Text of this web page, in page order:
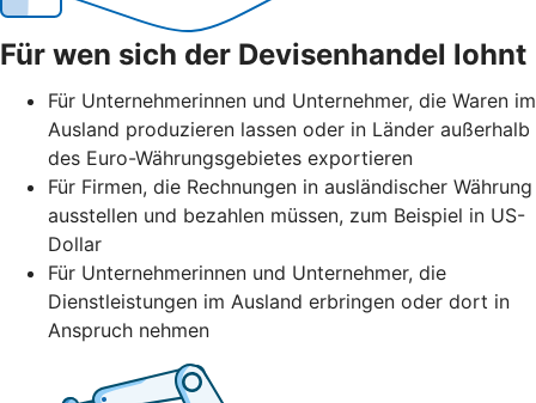
Für wen sich der Devisenhandel lohnt
Für Unternehmerinnen und Unternehmer, die Waren im
Ausland produzieren lassen oder in Länder außerhalb
des Euro-Währungsgebietes exportieren
Für Firmen, die Rechnungen in ausländischer Währung
ausstellen und bezahlen müssen, zum Beispiel in US-
Dollar
Für Unternehmerinnen und Unternehmer, die
Dienstleistungen im Ausland erbringen oder dort in
Anspruch nehmen